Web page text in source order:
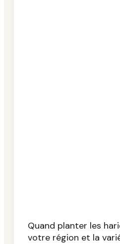
Quand planter les
votre région et la